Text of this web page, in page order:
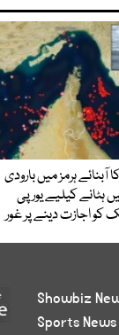
آبنائے ہرمز میں بارودی
ہٹانے کیلیے یورپی
کو اجازت دینے پر غور
Showbiz
Sports